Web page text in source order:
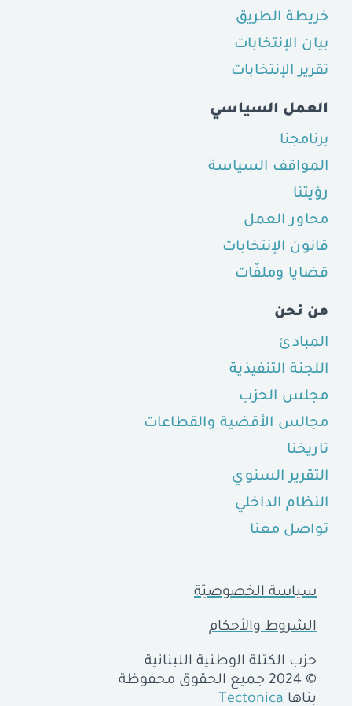
خريطة الطريق
بيان الإنتخابات
تقرير الإنتخابات
العمل السياسي
برنامجنا
المواقف السياسة
رؤيتنا
محاور العمل
قانون الإنتخابات
قضايا وملفّات
من نحن
المبادئ
اللجنة التنفيذية
مجلس الحزب
مجالس الأقضية والقطاعات
تاريخنا
التقرير السنوي
النظام الداخلي
تواصل معنا
سياسة الخصوصيّة
الشروط والأحكام
حزب الكتلة الوطنية اللبنانية
© 2024 جميع الحقوق محفوظة
بناها Tectonica